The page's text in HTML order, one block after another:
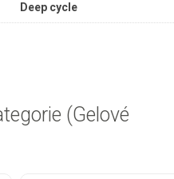
Deep cycle
(Gelové